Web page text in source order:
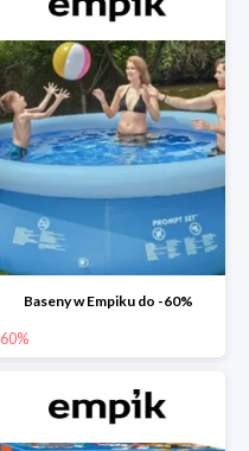
Baseny w Empiku do -60%
60%